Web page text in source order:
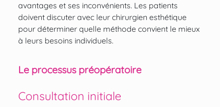
avantages et ses inconvénients. Les patients
doivent discuter avec leur chirurgien esthétique
pour déterminer quelle méthode convient le mieux
à leurs besoins individuels.
Le processus préopératoire
Consultation initiale